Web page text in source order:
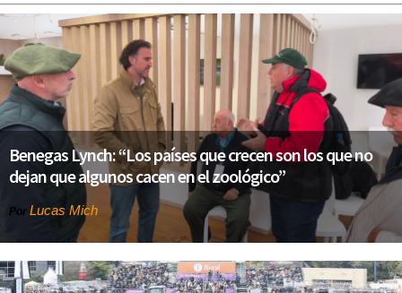
Benegas Lynch: “Los países que crecen son los que no
dejan que algunos cacen en el zoológico”
Por Lucas Mich